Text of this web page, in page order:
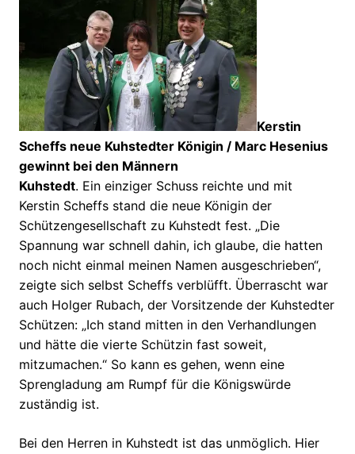
Kerstin
Scheffs neue Kuhstedter Königin / Marc Hesenius
gewinnt bei den Männern
Kuhstedt. Ein einziger Schuss reichte und mit
Kerstin Scheffs stand die neue Königin der
Schützengesellschaft zu Kuhstedt fest. „Die
Spannung war schnell dahin, ich glaube, die hatten
noch nicht einmal meinen Namen ausgeschrieben“,
zeigte sich selbst Scheffs verblüfft. Überrascht war
auch Holger Rubach, der Vorsitzende der Kuhstedter
Schützen: „Ich stand mitten in den Verhandlungen
und hätte die vierte Schützin fast soweit,
mitzumachen.“ So kann es gehen, wenn eine
Sprengladung am Rumpf für die Königswürde
zuständig ist.
Bei den Herren in Kuhstedt ist das unmöglich. Hier